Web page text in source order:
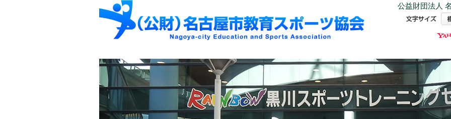
公益財団法人